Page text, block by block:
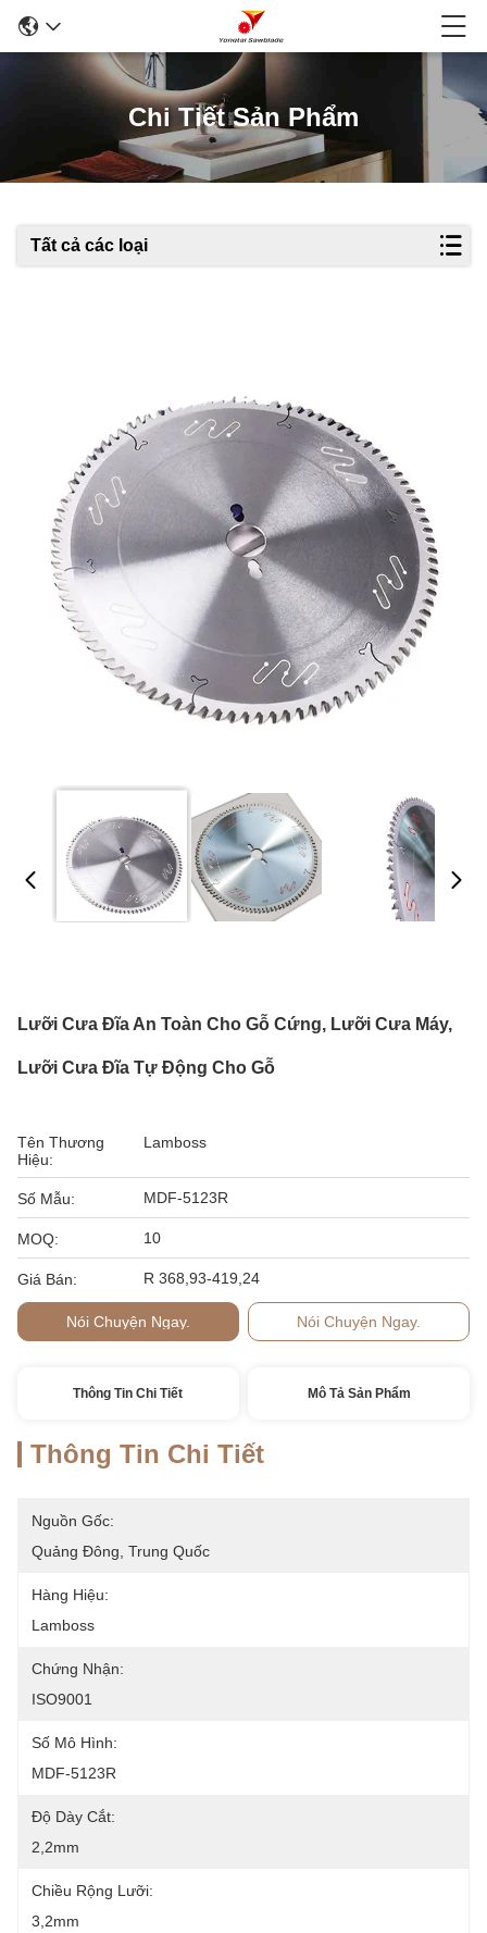
Chi Tiết Sản Phẩm
Tất cả các loại
Lưỡi Cưa Đĩa An Toàn Cho Gỗ Cứng, Lưỡi Cưa Máy,
Lưỡi Cưa Đĩa Tự Động Cho Gỗ
Tên Thương
Hiệu:
Lamboss
Số Mẫu: MDF-5123R
MOQ: 10
Giá Bán: R 368,93-419,24
Nói Chuyện Ngay. Nói Chuyện Ngay.
Thông Tin Chi Tiết Mô Tả Sản Phẩm
Thông Tin Chi Tiết
Nguồn Gốc:
Quảng Đông, Trung Quốc
Hàng Hiệu:
Lamboss
Chứng Nhận:
ISO9001
Số Mô Hình:
MDF-5123R
Độ Dày Cắt:
2,2mm
Chiều Rộng Lưỡi:
3,2mm